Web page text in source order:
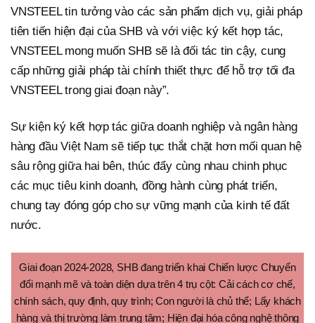
VNSTEEL tin tưởng vào các sản phẩm dịch vụ, giải pháp
tiên tiến hiện đại của SHB và với việc ký kết hợp tác,
VNSTEEL mong muốn SHB sẽ là đối tác tin cậy, cung
cấp những giải pháp tài chính thiết thực để hỗ trợ tối đa
VNSTEEL trong giai đoạn này”.
Sự kiện ký kết hợp tác giữa doanh nghiệp và ngân hàng
hàng đầu Việt Nam sẽ tiếp tục thắt chặt hơn mối quan hệ
sâu rộng giữa hai bên, thúc đẩy cùng nhau chinh phục
các mục tiêu kinh doanh, đồng hành cùng phát triển,
chung tay đóng góp cho sự vững mạnh của kinh tế đất
nước.
Giai đoạn 2024-2028, SHB đang triển khai Chiến lược Chuyển
đổi mạnh mẽ và toàn diện dựa trên 4 trụ cột: Cải cách cơ chế,
chính sách, quy định, quy trình; Con người là chủ thể; Lấy khách
hàng và thị trường làm trung tâm; Hiện đại hóa công nghệ thông